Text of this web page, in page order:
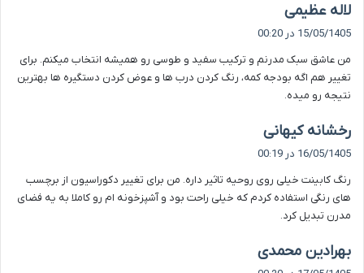
لاله عظیمی
ف
:
15/05/1405 در 00:20
من عاشق سبک مدرنم و ترکیب سفید و طوسی رو همیشه انتخاب میکنم. برای
تغییر هم اگه بودجه کمه، رنگ کردن درب ها و عوض کردن دستگیره ها بهترین
نتیجه رو میده.
رخشانه کیهانی
ف
:
16/05/1405 در 00:19
رنگ کابینت خیلی روی روحیه تاثیر داره. من برای تغییر دکوراسیون از برچسب
های رنگی استفاده کردم که خیلی راحت بود و آشپزخونه ام رو کاملا به یه فضای
مدرن تبدیل کرد.
بهرادین محمدی